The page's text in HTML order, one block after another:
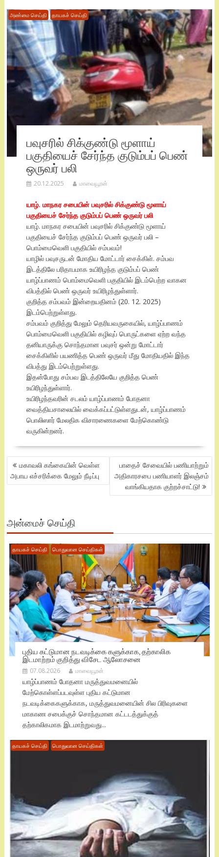
அண்மை செய்தி தாயகச் செய்தி
பவுசரில் சிக்குண்டு மூளாய்
பகுதியைச் சேர்ந்த குடும்பப் பெண்
ஒருவர் பலி
20.12.2025 மாவையூரன்
யாழ். மாநகர சபையின் பவுசரில் சிக்குண்டு மூளாய்
பகுதியைச் சேர்ந்த குடும்பப் பெண் ஒருவர் பலி
யாழ். மாநகர சபையின் பவுசரில் சிக்குண்டு மூளாய்
பகுதியைச் சேர்ந்த குடும்பப் பெண் ஒருவர் பலி –
பொம்மைவெளி பகுதியில் சம்பவம்!
யாழில் பவுசருடன் மோதிய மோட்டார் சைக்கிள். சம்பவ
இடத்திலே பரிதாபமாக உயிரிழந்த குடும்பப் பெண்
யாழ்ப்பாணம் பொம்மைவெளி பகுதியில் இடம்பெற்ற வாகன
விபத்தில் பெண் ஒருவர் உயிரிழந்துள்ளார்.
குறித்த சம்பவம் இன்றையதினம் (20. 12. 2025)
இடம்பெற்றுள்ளது.
சம்பவம் குறித்து மேலும் தெரியவருகையில், யாழ்ப்பாணம்
பொம்மைவெளி பகுதியில் கழிவுப் பொருட்களை ஏற்ற வந்த
தனியாருக்கு சொந்தமான பவுசர் ஒன்று மோட்டார்
சைக்கிளில் பயணித்த பெண் ஒருவர் மீது மோதியதில் இந்த
விபத்து இடம்பெற்றுள்ளது.
இதன்போது சம்பவ இடத்திலேயே குறித்த பெண்
உயிரிழந்துள்ளார்.
உயிரிழந்தவரின் சடலம் யாழ்ப்பாணம் போதனா
வைத்தியசாலையில் வைக்கப்பட்டுள்ளதுடன், யாழ்ப்பாணம்
பொலிஸார் மேலதிக விசாரணைகளை மேற்கொண்டு
வருகின்றனர்.
POST
NAVIGATION
மகாவலி கங்கையின் வெள்ள
அபாய எச்சரிக்கை மேலும் நீடிப்பு
பாதைச் சேவையில் பணியாற்றும்
அதிகாரசபை பணியாளர் இலஞ்சம்
வாங்கியதாக குற்றச்சாட்டு!
அன்மைச் செய்தி
தாயகச் செய்தி பொதுவான செய்திகள்
புதிய கட்டுமான நடவடிக்கை களுக்காக, தற்காலிக
இடமாற்றம் குறித்து விசேட ஆலோசனை
07.08.2026 மாவையூரன்
யாழ்ப்பாணம் போதனா மருத்துவமனையில்
மேற்கொள்ளப்படவுள்ள புதிய கட்டுமான
நடவடிக்கைகளுக்காக, மருத்துவமனையின் சில பிரிவுகளை
மாகாண சபைக்குச் சொந்தமான கட்டடத்துக்குத்
தற்காலிகமாக இடமாற்றுவது...
தாயகச் செய்தி பொதுவான செய்திகள்